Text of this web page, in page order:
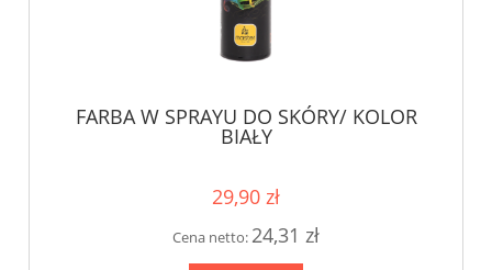
FARBA W SPRAYU DO SKÓRY/ KOLOR
BIAŁY
29,90 zł
Cena netto: 24,31 zł